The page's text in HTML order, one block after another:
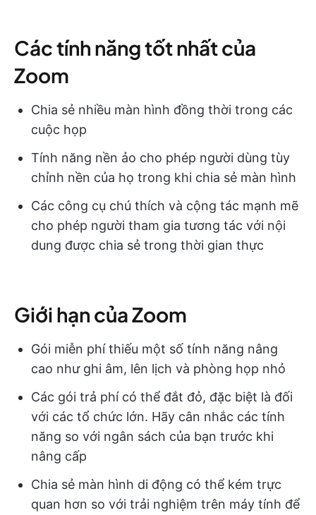
Các tính năng tốt nhất của
Zoom
Chia sẻ nhiều màn hình đồng thời trong các
cuộc họp
Tính năng nền ảo cho phép người dùng tùy
chỉnh nền của họ trong khi chia sẻ màn hình
Các công cụ chú thích và cộng tác mạnh mẽ
cho phép người tham gia tương tác với nội
dung được chia sẻ trong thời gian thực
Giới hạn của Zoom
Gói miễn phí thiếu một số tính năng nâng
cao như ghi âm, lên lịch và phòng họp nhỏ
Các gói trả phí có thể đắt đỏ, đặc biệt là đối
với các tổ chức lớn. Hãy cân nhắc các tính
năng so với ngân sách của bạn trước khi
nâng cấp
Chia sẻ màn hình di động có thể kém trực
quan hơn so với trải nghiệm trên máy tính để